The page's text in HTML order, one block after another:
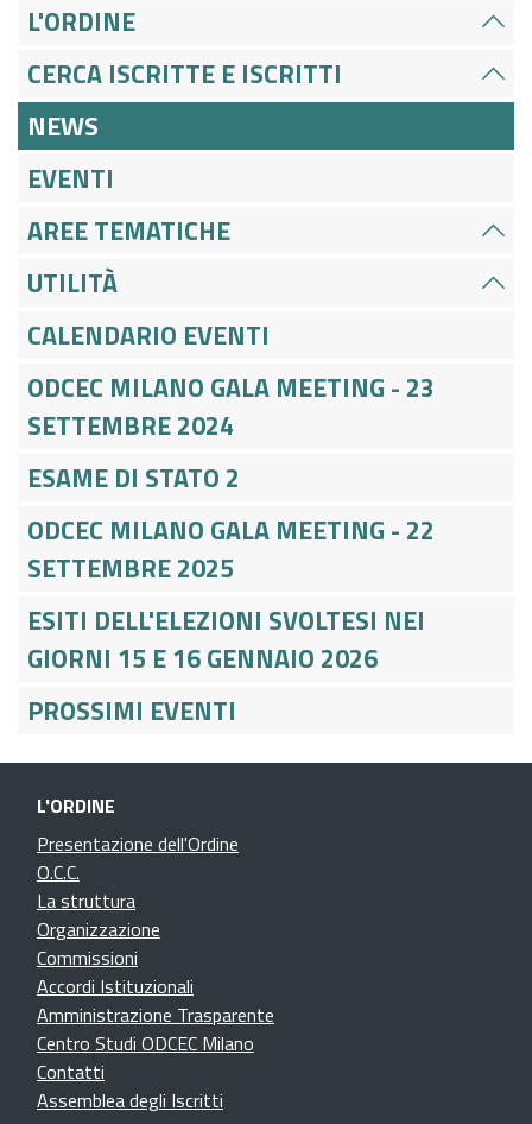
L'ORDINE
CERCA ISCRITTE E ISCRITTI
NEWS
EVENTI
AREE TEMATICHE
UTILITÀ
CALENDARIO EVENTI
ODCEC MILANO GALA MEETING - 23
SETTEMBRE 2024
ESAME DI STATO 2
ODCEC MILANO GALA MEETING - 22
SETTEMBRE 2025
ESITI DELL'ELEZIONI SVOLTESI NEI
GIORNI 15 E 16 GENNAIO 2026
PROSSIMI EVENTI
L'ORDINE
Presentazione dell'Ordine
O.C.C.
La struttura
Organizzazione
Commissioni
Accordi Istituzionali
Amministrazione Trasparente
Centro Studi ODCEC Milano
Contatti
Assemblea degli Iscritti